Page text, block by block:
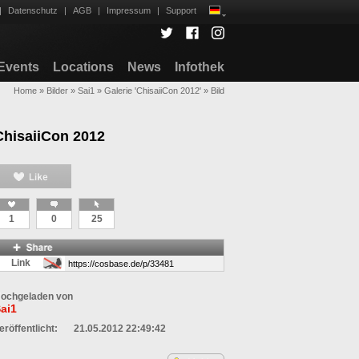
| Datenschutz | AGB | Impressum | Support
Events Locations News Infothek
Home » Bilder » Sai1 » Galerie 'ChisaiiCon 2012' » Bild
2012
1 0 25
Link
von
21.05.2012 22:49:42